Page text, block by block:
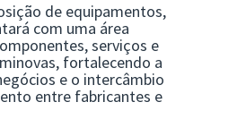
de equipamentos,
com uma área
serviços e
fortalecendo a
e o intercâmbio
entre fabricantes e